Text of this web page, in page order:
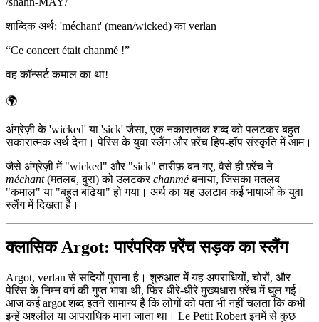
शाब्दिक अर्थ: 'méchant' (mean/wicked) का verlan
“Ce concert était chanmé !”
वह कॉन्सर्ट कमाल का था!
🌍
अंग्रेज़ी के 'wicked' या 'sick' जैसा, एक नकारात्मक शब्द को पलटकर बहुत
सकारात्मक अर्थ देना। पेरिस के युवा स्लैंग और फ़्रेंच हिप-हॉप संस्कृति में आम।
जैसे अंग्रेज़ी में "wicked" और "sick" तारीफ़ बन गए, वैसे ही फ़्रेंच ने
méchant(मतलब, बुरा) को उलटकरchanméबनाया, जिसका मतलब
"कमाल" या "बहुत बढ़िया" हो गया। अर्थ का यह उलटाव कई भाषाओं के युवा
स्लैंग में दिखता है।
क्लासिक Argot: पारंपरिक फ़्रेंच सड़क का स्लैंग
Argot, verlan से सदियों पुराना है। शुरुआत में यह अपराधियों, चोरों, और
पेरिस के निम्न वर्ग की गुप्त भाषा थी, फिर धीरे-धीरे मुख्यधारा फ़्रेंच में घुल गई।
आज कई argot शब्द इतने सामान्य हैं कि लोगों को पता भी नहीं चलता कि कभी
इन्हें अश्लील या आपराधिक माना जाता था। Le Petit Robert इनमें से कुछ